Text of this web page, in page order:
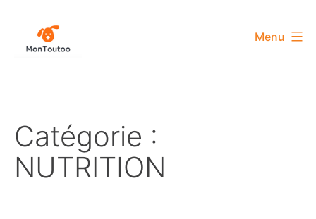
Menu
Catégorie :
NUTRITION